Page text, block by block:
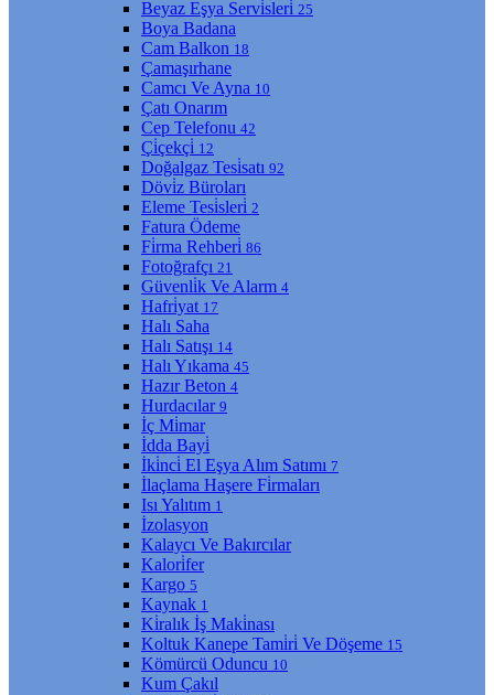
Beyaz Eşya Servi̇sleri̇ 25
Boya Badana
Cam Balkon 18
Çamaşırhane
Camcı Ve Ayna 10
Çatı Onarım
Cep Telefonu 42
Çi̇çekçi̇ 12
Doğalgaz Tesi̇satı 92
Dövi̇z Büroları
Eleme Tesi̇sleri̇ 2
Fatura Ödeme
Fi̇rma Rehberi̇ 86
Fotoğrafçı 21
Güvenli̇k Ve Alarm 4
Hafri̇yat 17
Halı Saha
Halı Satışı 14
Halı Yıkama 45
Hazır Beton 4
Hurdacılar 9
İç Mi̇mar
İdda Bayi̇
İki̇nci̇ El Eşya Alım Satımı 7
İlaçlama Haşere Fi̇rmaları
Isı Yalıtım 1
İzolasyon
Kalaycı Ve Bakırcılar
Kalori̇fer
Kargo 5
Kaynak 1
Ki̇ralık İş Maki̇nası
Koltuk Kanepe Tami̇ri̇ Ve Döşeme 15
Kömürcü Oduncu 10
Kum Çakıl